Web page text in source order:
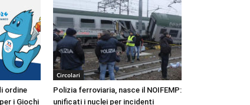
ordine
i Giochi
Circolari
Polizia ferroviaria, nasce il NOIFEMP:
unificati i nuclei per incidenti